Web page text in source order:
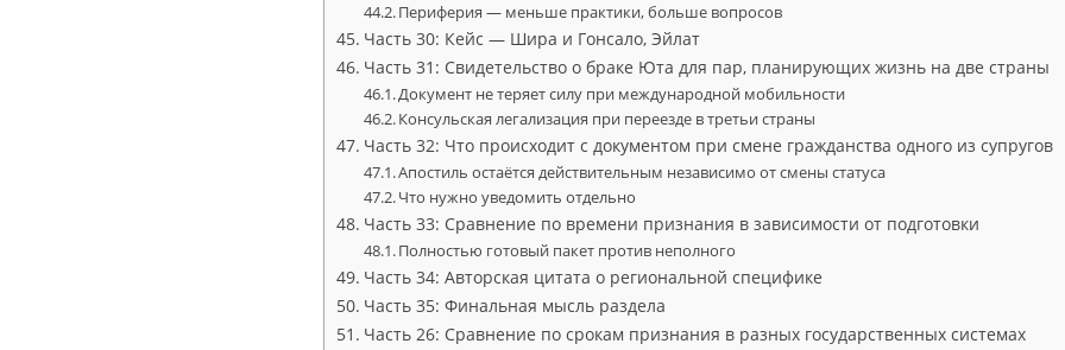
Периферия — меньше практики, больше вопросов
Часть 30: Кейс — Шира и Гонсало, Эйлат
Часть 31: Свидетельство о браке Юта для пар, планирующих жизнь на две страны
Документ не теряет силу при международной мобильности
Консульская легализация при переезде в третьи страны
Часть 32: Что происходит с документом при смене гражданства одного из супругов
Апостиль остаётся действительным независимо от смены статуса
Что нужно уведомить отдельно
Часть 33: Сравнение по времени признания в зависимости от подготовки
Полностью готовый пакет против неполного
Часть 34: Авторская цитата о региональной специфике
Часть 35: Финальная мысль раздела
Часть 26: Сравнение по срокам признания в разных государственных системах